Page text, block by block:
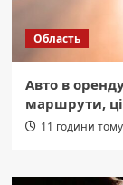
Область
Авто в
маршрути,
11 години